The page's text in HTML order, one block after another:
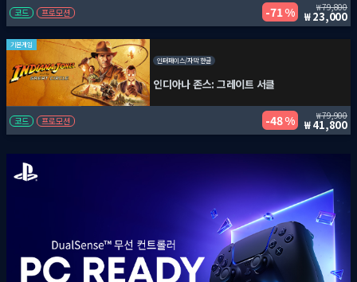
코드 프로모션 71 % 79,800
23,000
기본게임
인터페이스/자막 한글
인디아나 존스: 그레이트 서클
코드 프로모션 48 % 79,900
41,800